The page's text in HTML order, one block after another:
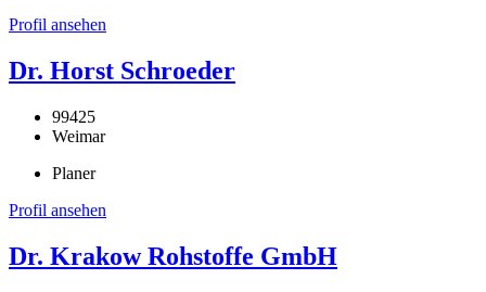
Profil ansehen
Dr. Horst Schroeder
99425
Weimar
Planer
Profil ansehen
Dr. Krakow Rohstoffe GmbH